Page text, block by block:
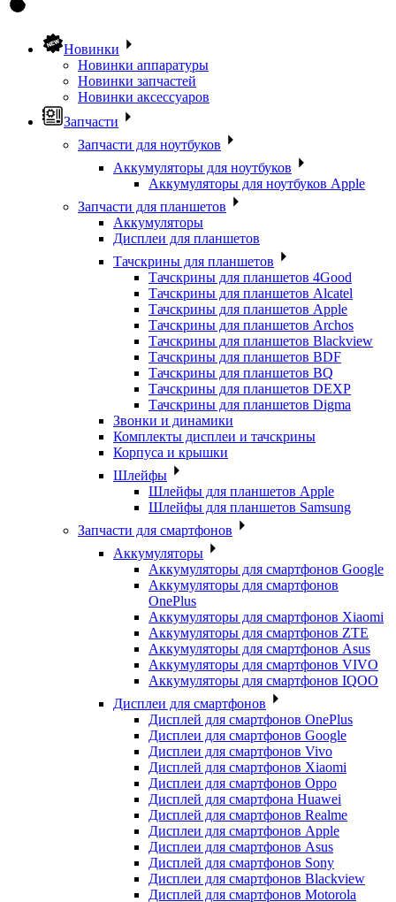
Новинки
Новинки аппаратуры
Новинки запчастей
Новинки аксессуаров
Запчасти
Запчасти для ноутбуков
Аккумуляторы для ноутбуков
Аккумуляторы для ноутбуков Apple
Запчасти для планшетов
Аккумуляторы
Дисплеи для планшетов
Тачскрины для планшетов
Тачскрины для планшетов 4Good
Тачскрины для планшетов Alcatel
Тачскрины для планшетов Apple
Тачскрины для планшетов Archos
Тачскрины для планшетов Blackview
Тачскрины для планшетов BDF
Тачскрины для планшетов BQ
Тачскрины для планшетов DEXP
Тачскрины для планшетов Digma
Звонки и динамики
Комплекты дисплеи и тачскрины
Корпуса и крышки
Шлейфы
Шлейфы для планшетов Apple
Шлейфы для планшетов Samsung
Запчасти для смартфонов
Аккумуляторы
Аккумуляторы для смартфонов Google
Аккумуляторы для смартфонов
OnePlus
Аккумуляторы для смартфонов Xiaomi
Аккумуляторы для смартфонов ZTE
Аккумуляторы для cмартфонов Asus
Аккумуляторы для смартфонов VIVO
Аккумуляторы для смартфонов IQOO
Дисплеи для смартфонов
Дисплей для смартфонов OnePlus
Дисплеи для смартфонов Google
Дисплеи для смартфонов Vivo
Дисплей для смартфонов Xiaomi
Дисплеи для смартфонов Oppo
Дисплей для смартфона Huawei
Дисплей для смартфонов Realme
Дисплеи для смартфонов Apple
Дисплеи для смартфонов Asus
Дисплей для смартфонов Sony
Дисплеи для смартфонов Blackview
Дисплей для смартфонов Motorola